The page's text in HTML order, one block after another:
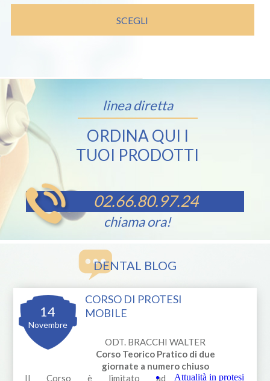
SCEGLI
linea diretta
ORDINA QUI I
TUOI PRODOTTI
02.66.80.97.24
chiama ora!
DENTAL BLOG
14
Novembre
CORSO DI PROTESI
MOBILE
ODT. BRACCHI WALTER
Corso Teorico Pratico di due
giornate a numero chiuso
Il Corso è limitato ad
Attualità in protesi